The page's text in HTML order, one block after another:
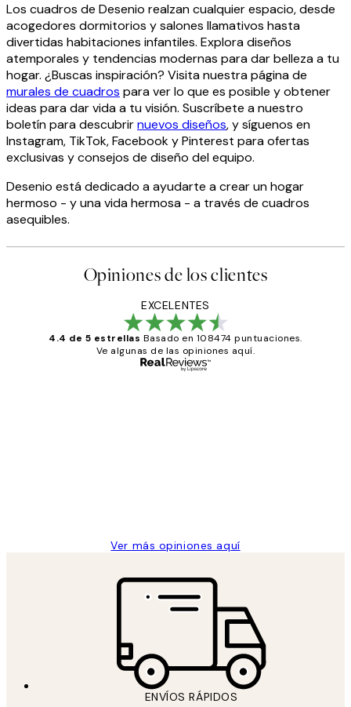
Los cuadros de Desenio realzan cualquier espacio, desde
acogedores dormitorios y salones llamativos hasta
divertidas habitaciones infantiles. Explora diseños
atemporales y tendencias modernas para dar belleza a tu
hogar. ¿Buscas inspiración? Visita nuestra página de
murales de cuadros para ver lo que es posible y obtener
ideas para dar vida a tu visión. Suscríbete a nuestro
boletín para descubrirnuevos diseños, y síguenos en
Instagram, TikTok, Facebook y Pinterest para ofertas
exclusivas y consejos de diseño del equipo.
Desenio está dedicado a ayudarte a crear un hogar
hermoso - y una vida hermosa - a través de cuadros
asequibles.
Opiniones de los clientes
EXCELENTES
4.4 de 5 estrellas Basado en 108474 puntuaciones.
Ve algunas de las opiniones aquí.
Ver más opiniones aquí
ENVÍOS RÁPIDOS